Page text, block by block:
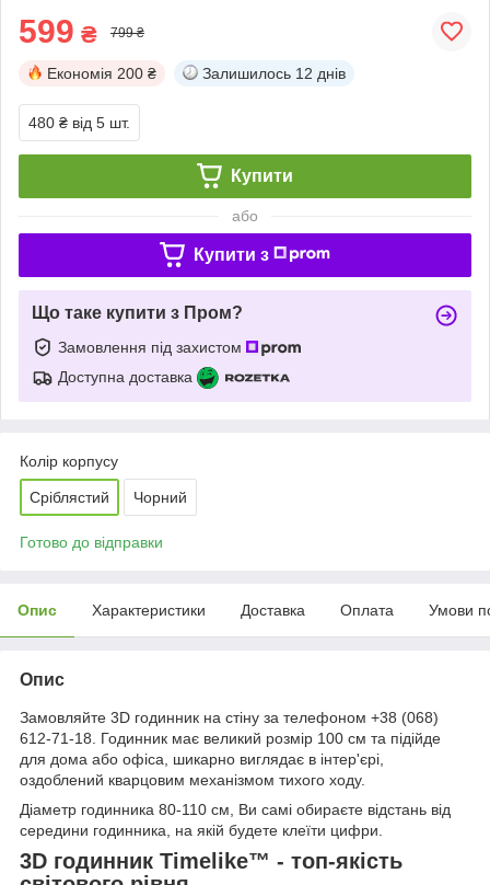
599 ₴ 799 ₴
Економія 200 ₴ Залишилось 12 днів
480 ₴ від 5 шт.
Купити
або
Купити з
Що таке купити з Пром?
Замовлення під захистом
Доступна доставка
Колір корпусу
Сріблястий Чорний
Готово до відправки
Опис Характеристики Доставка Оплата Умови
Опис
Замовляйте 3D годинник на стіну за телефоном +38 (068)
612-71-18. Годинник має великий розмір 100 см та підійде
для дома або офіса, шикарно виглядає в інтер'єрі,
оздоблений кварцовим механізмом тихого ходу.
Діаметр годинника 80-110 см, Ви самі обираєте відстань від
середини годинника, на якій будете клеїти цифри.
3D годинник Timelike™ - топ-якість